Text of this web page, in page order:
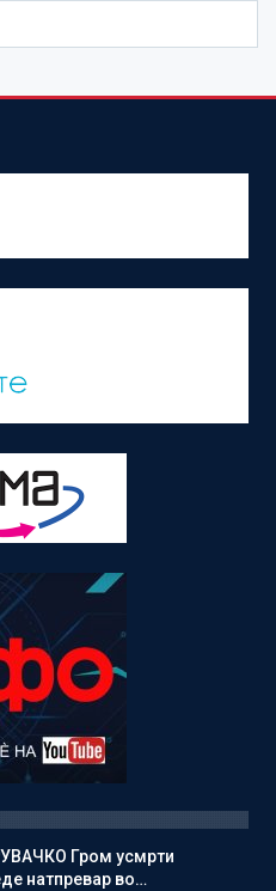
Гром усмрти
натпревар во…